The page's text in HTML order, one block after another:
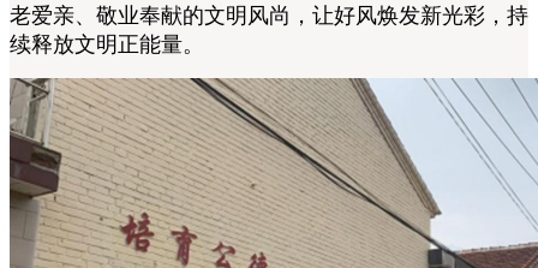
老爱亲、敬业奉献的文明风尚，让好风焕发新光彩，持
续释放文明正能量。